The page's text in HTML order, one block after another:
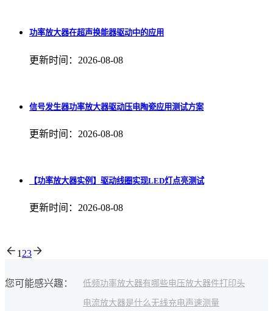
功率放大器在超声换能器驱动中的应用
更新时间：2026-08-08
信号发生器功率放大器驱动压电陶瓷应用测试方案
更新时间：2026-08-08
【功率放大器实例】驱动线圈实现LED灯点亮测试
更新时间：2026-08-08
1 23
您可能感兴趣： 低频功率放大器有哪些 电压放大器件打印头
电流放大器是什么无线充电声速测量